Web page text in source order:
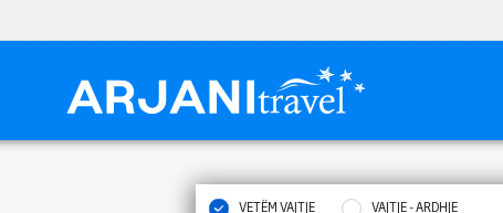
VETËM VAJTJE VAJTJE - ARDHJE